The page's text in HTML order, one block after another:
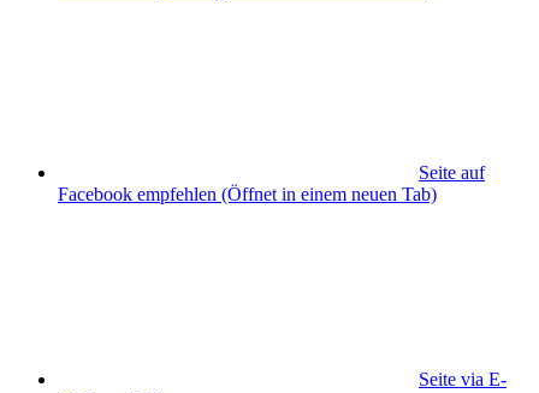
Seite auf
Facebook empfehlen (Öffnet in einem neuen Tab)
Seite via E-